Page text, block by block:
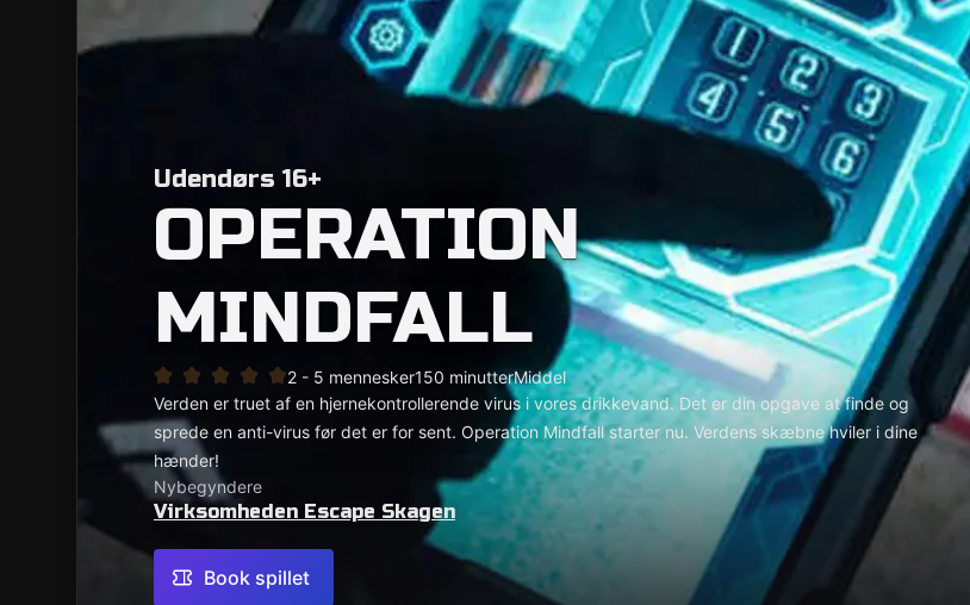
Udendørs 16+
OPERATION
MINDFALL
2 - 5 mennesker150 minutterMiddel
Verden er truet af en hjernekontrollerende virus i vores drikkevand. Det er din opgave at finde og
sprede en anti-virus før det er for sent. Operation Mindfall starter nu. Verdens skæbne hviler i dine
hænder!
Nybegyndere
Virksomheden Escape Skagen
Book spillet